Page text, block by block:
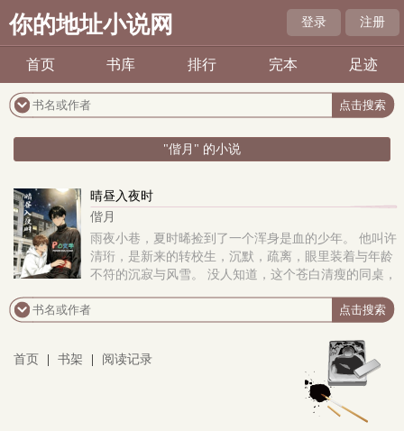
你的地址小说网 登录 注册
首页 书库 排行 完本 足迹
"偕月" 的小说
晴昼入夜时
偕月
雨夜小巷，夏时晞捡到了一个浑身是血的少年。 他叫许
清珩，是新来的转校生，沉默，疏离，眼里装着与年龄
不符的沉寂与风雪。 没人知道，这个苍白清瘦的同桌，
首页 书架 阅读记录